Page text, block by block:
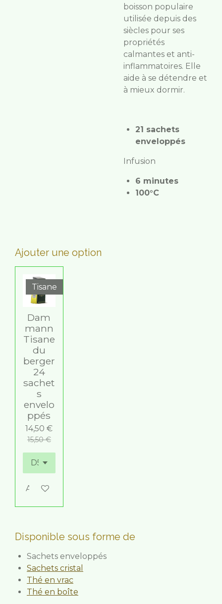
boisson populaire
utilisée depuis des
siècles pour ses
propriétés
calmantes et anti-
inflammatoires. Elle
aide à se détendre et
à mieux dormir.
21 sachets
enveloppés
Infusion
6 minutes
100°C
Ajouter une option
Tisane
Dam
mann
Tisane
du
berger
24
sachet
s
envelo
ppés
14,50 €
15,50 €
Ajouter au panier
Disponible sous forme de
Sachets enveloppés
Sachets cristal
Thé en vrac
Thé en boîte